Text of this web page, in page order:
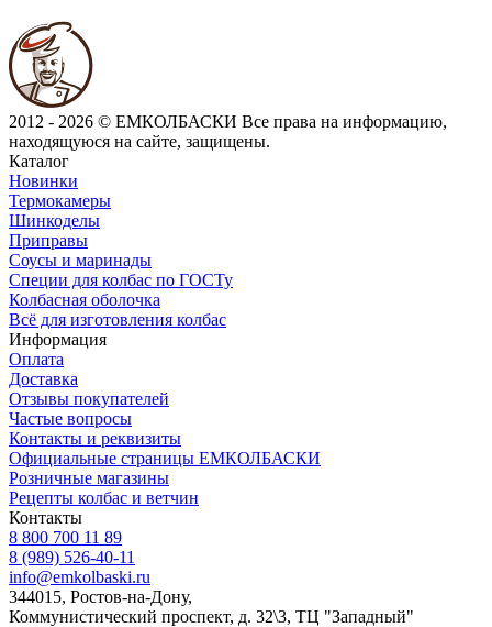
2012 - 2026 © ЕМКОЛБАСКИ Все права на информацию,
находящуюся на сайте, защищены.
Каталог
Новинки
Термокамеры
Шинкоделы
Приправы
Соусы и маринады
Специи для колбас по ГОСТу
Колбасная оболочка
Всё для изготовления колбас
Информация
Оплата
Доставка
Отзывы покупателей
Частые вопросы
Контакты и реквизиты
Официальные страницы ЕМКОЛБАСКИ
Розничные магазины
Рецепты колбас и ветчин
Контакты
8 800 700 11 89
8 (989) 526-40-11
info@emkolbaski.ru
344015, Ростов-на-Дону,
Коммунистический проспект, д. 32\3, ТЦ "Западный"